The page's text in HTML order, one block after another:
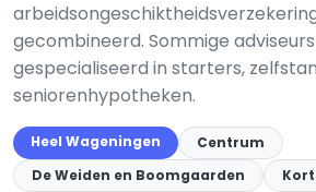
gecombineerd. Sommige adviseurs
gespecialiseerd in starters,
seniorenhypotheken.
Heel Wageningen
Centrum
De Weiden en Boomgaarden